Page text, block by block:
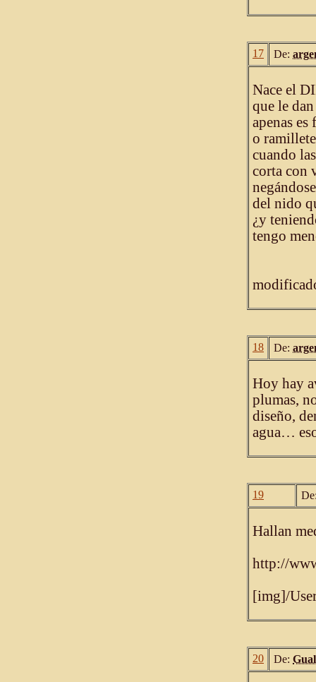
17 De:
Nace el
que le
apenas
o
cuando
corta con
del nido
¿y
tengo
18 De:
Hoy hay
plumas,
diseño,
agua…
19
Hallan
http://
[img]/
20 De: